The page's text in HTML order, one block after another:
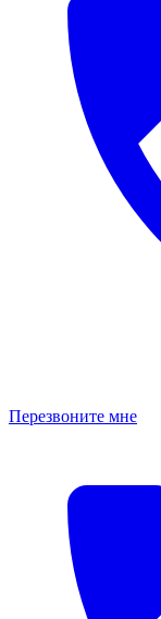
Перезвоните мне